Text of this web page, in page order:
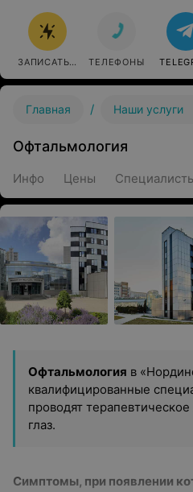
ЗАПИСАТЬСЯ ОНЛАЙН
ТЕЛЕФОНЫ
Главная / Наши услуги
Офтальмология
Инфо Цены
Офтальмология в
квалифицированные
проводят
глаз.
Симптомы, при появлении